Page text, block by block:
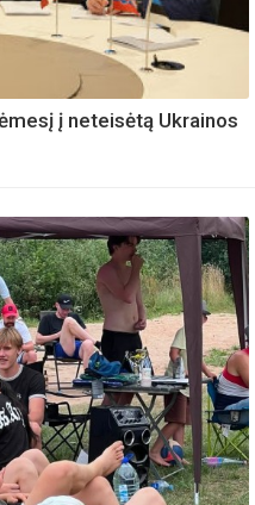
į neteisėtą Ukrainos